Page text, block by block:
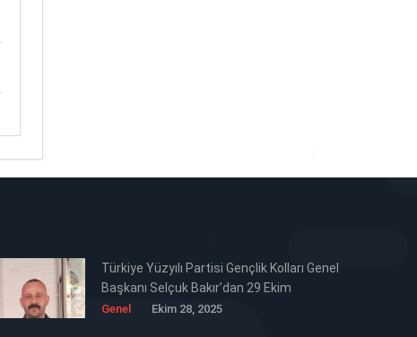
Türkiye Yüzyılı Partisi Gençlik Kolları Genel
Başkanı Selçuk Bakır’dan 29 Ekim
Cumhuriyet Bayramı Mesajı 🇹🇷
Genel Ekim 28, 2025